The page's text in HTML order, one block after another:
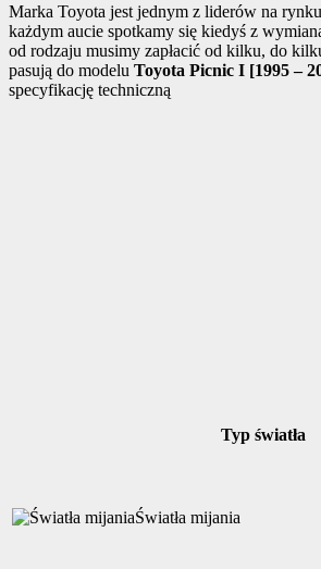
Marka Toyota jest jednym z liderów na
każdym aucie spotkamy się kiedyś z
od rodzaju musimy zapłacić od kilku, do
pasują do modelu Toyota Picnic I [1995 –
specyfikację techniczną
Typ światła
Światła mijania